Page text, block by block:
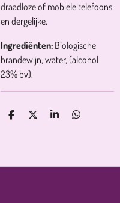
draadloze of mobiele telefoons
en dergelijke.
Ingrediënten: Biologische
brandewijn, water, (alcohol
23% bv).
D
D
S
D